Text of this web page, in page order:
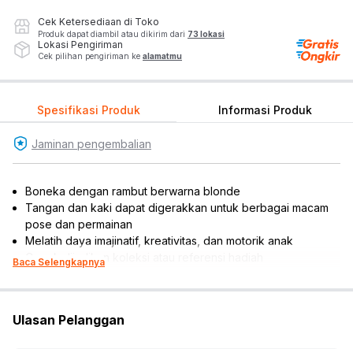
Cek Ketersediaan di Toko
Produk dapat diambil atau dikirim dari 73 lokasi
Lokasi Pengiriman
Cek pilihan pengiriman ke alamatmu
Spesifikasi Produk Informasi Produk
Jaminan pengembalian
Boneka dengan rambut berwarna blonde
Tangan dan kaki dapat digerakkan untuk berbagai macam
pose dan permainan
Melatih daya imajinatif, kreativitas, dan motorik anak
Cocok dijadikan koleksi atau referensi hadiah
Rekomendasi gender pengguna: girls
No. Sertifikat (SNI, K3L, UTTP): 037/LSP/QI/03-I/2026
Baca Selengkapnya
Ulasan Pelanggan